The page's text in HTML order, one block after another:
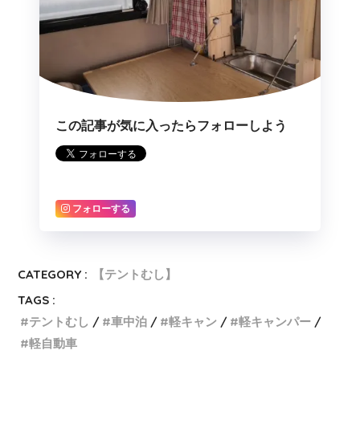
この記事が気に入ったらフォローしよう
フォローする
CATEGORY :
【テントむし】
TAGS :
テントむし
車中泊 軽キャン
軽キャンパー
軽自動車